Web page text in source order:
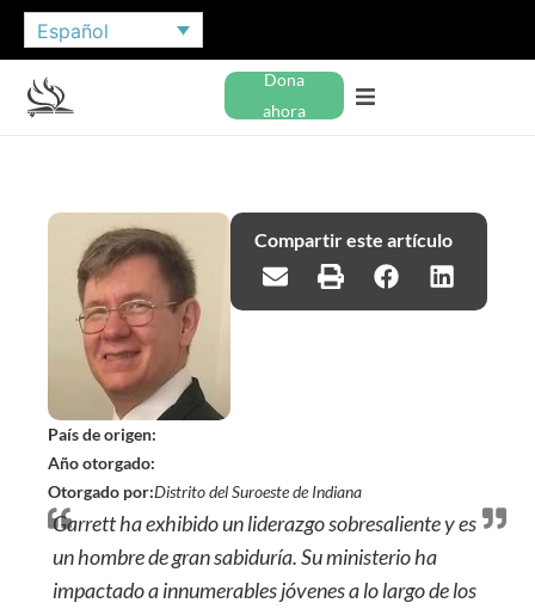
Español
Dona
ahora
Compartir este artículo
País de origen:
Año otorgado:
Otorgado por:Distrito del Suroeste de Indiana
Garrett ha exhibido un liderazgo sobresaliente y es
un hombre de gran sabiduría. Su ministerio ha
impactado a innumerables jóvenes a lo largo de los